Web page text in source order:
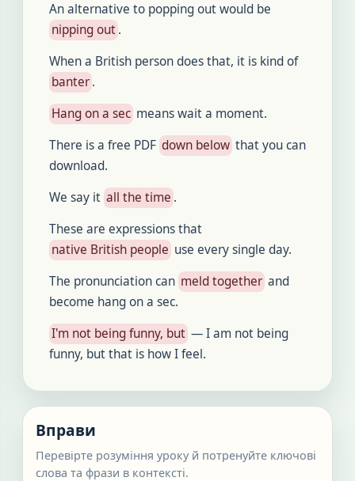
An alternative to popping out would be
nipping out.
When a British person does that, it is kind of
banter.
Hang on a sec means wait a moment.
There is a free PDF down below that you can
download.
We say it all the time .
These are expressions that
native British people use every single day.
The pronunciation can meld together and
become hang on a sec.
I'm not being funny, but — I am not being
funny, but that is how I feel.
Вправи
Перевірте розуміння уроку й потренуйте ключові
слова та фрази в контексті.